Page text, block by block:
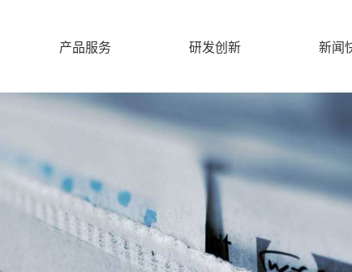
产品服务 研发创新 新闻